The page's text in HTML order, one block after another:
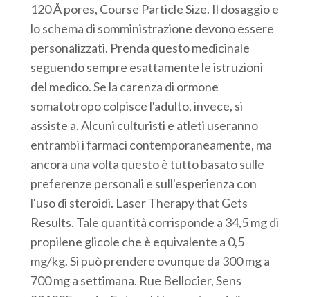
120 Å pores, Course Particle Size. Il dosaggio e
lo schema di somministrazione devono essere
personalizzati. Prenda questo medicinale
seguendo sempre esattamente le istruzioni
del medico. Se la carenza di ormone
somatotropo colpisce l'adulto, invece, si
assiste a. Alcuni culturisti e atleti useranno
entrambi i farmaci contemporaneamente, ma
ancora una volta questo è tutto basato sulle
preferenze personali e sull'esperienza con
l'uso di steroidi. Laser Therapy that Gets
Results. Tale quantità corrisponde a 34,5 mg di
propilene glicole che è equivalente a 0,5
mg/kg. Si può prendere ovunque da 300 mg a
700 mg a settimana. Rue Bellocier, Sens